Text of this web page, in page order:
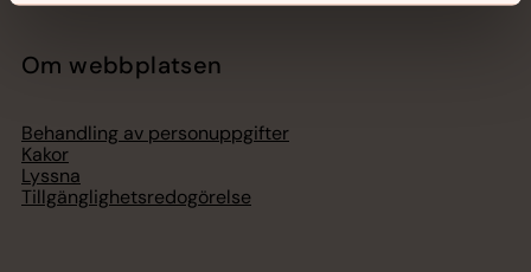
Om webbplatsen
Behandling av personuppgifter
Kakor
Lyssna
Tillgänglighetsredogörelse